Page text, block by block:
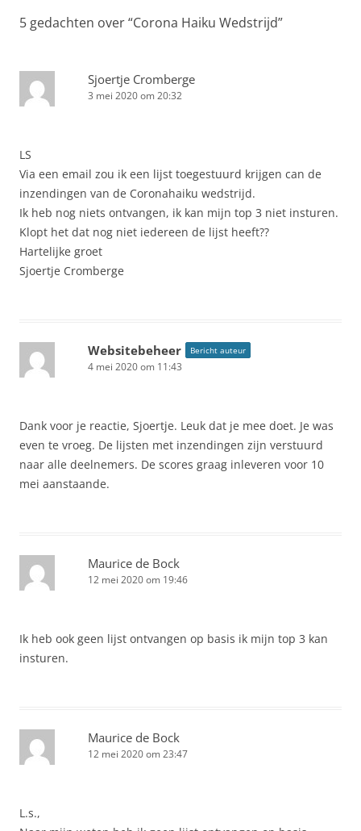
5 gedachten over “Corona Haiku Wedstrijd”
Sjoertje Cromberge
3 mei 2020 om 20:32
LS
Via een email zou ik een lijst toegestuurd krijgen can de
inzendingen van de Coronahaiku wedstrijd.
Ik heb nog niets ontvangen, ik kan mijn top 3 niet insturen.
Klopt het dat nog niet iedereen de lijst heeft??
Hartelijke groet
Sjoertje Cromberge
Websitebeheer Bericht auteur
4 mei 2020 om 11:43
Dank voor je reactie, Sjoertje. Leuk dat je mee doet. Je was
even te vroeg. De lijsten met inzendingen zijn verstuurd
naar alle deelnemers. De scores graag inleveren voor 10
mei aanstaande.
Maurice de Bock
12 mei 2020 om 19:46
Ik heb ook geen lijst ontvangen op basis ik mijn top 3 kan
insturen.
Maurice de Bock
12 mei 2020 om 23:47
L.s.,